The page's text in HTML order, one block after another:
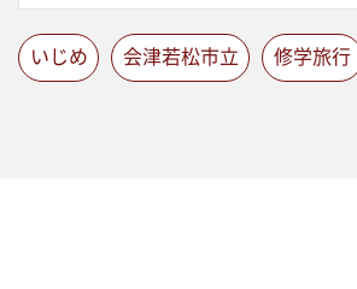
いじめ 会津若松市立 修学旅行